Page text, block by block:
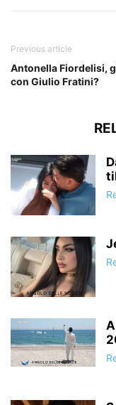
Previous article
Antonella Fiordelisi,
con Giulio Fratini?